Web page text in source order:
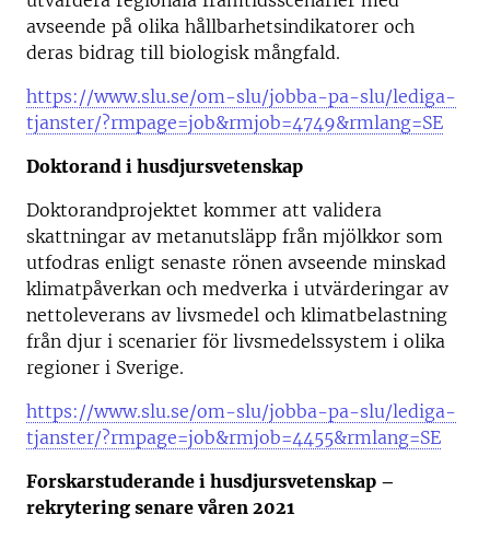
avseende på olika hållbarhetsindikatorer och
deras bidrag till biologisk mångfald.
https://www.slu.se/om-slu/jobba-pa-slu/lediga-
tjanster/?rmpage=job&rmjob=4749&rmlang=SE
Doktorand i husdjursvetenskap
Doktorandprojektet kommer att validera
skattningar av metanutsläpp från mjölkkor som
utfodras enligt senaste rönen avseende minskad
klimatpåverkan och medverka i utvärderingar av
nettoleverans av livsmedel och klimatbelastning
från djur i scenarier för livsmedelssystem i olika
regioner i Sverige.
https://www.slu.se/om-slu/jobba-pa-slu/lediga-
tjanster/?rmpage=job&rmjob=4455&rmlang=SE
Forskarstuderande i husdjursvetenskap –
rekrytering senare våren 2021